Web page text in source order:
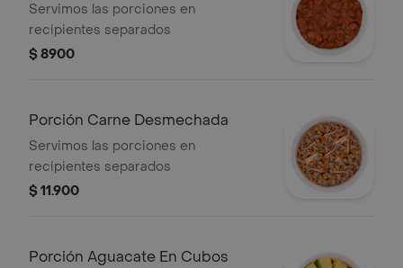
Servimos las porciones en
recipientes separados
$ 8900
Porción Carne Desmechada
Servimos las porciones en
recipientes separados
$ 11.900
Porción Aguacate En Cubos